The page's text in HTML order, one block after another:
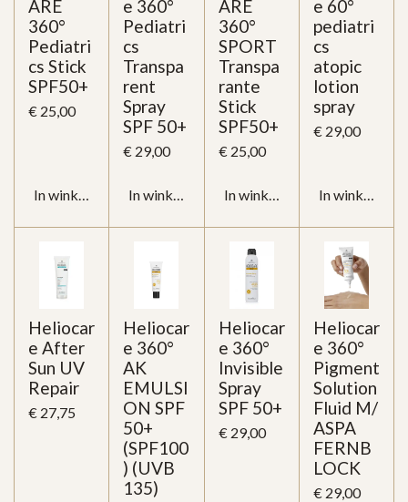
ARE
360°
Pediatri
cs Stick
SPF50+
€ 25,00
In winkelwagen
e 360°
Pediatri
cs
Transpa
rent
Spray
SPF 50+
€ 29,00
In winkelwagen
ARE
360°
SPORT
Transpa
rante
Stick
SPF50+
€ 25,00
In winkelwagen
e 60°
pediatri
cs
atopic
lotion
spray
€ 29,00
In
Heliocar
e After
Sun UV
Repair
€ 27,75
Heliocar
e 360°
AK
EMULSI
ON SPF
50+
(SPF100
) (UVB
135)
Heliocar
e 360°
Invisible
Spray
SPF 50+
€ 29,00
Heliocar
e 360°
Pigment
Solution
Fluid M/
ASPA
FERNB
LOCK
€ 29,00